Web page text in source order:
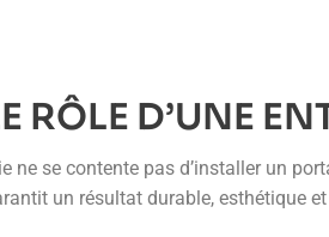
RÔLE D’UNE
ne se contente pas d’installer un
un résultat durable, esthétique